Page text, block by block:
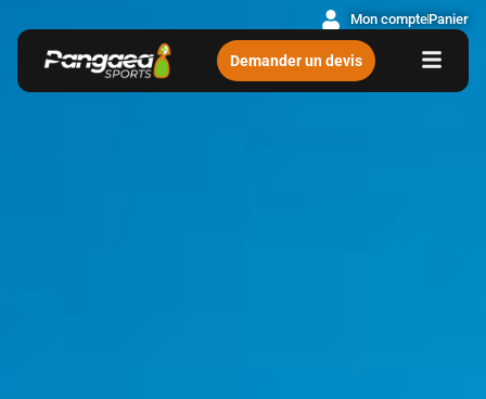
Mon comptePanier
Demander un devis